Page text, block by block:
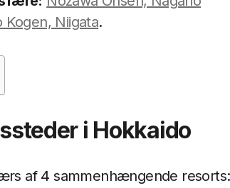
Kogen, Niigata.
i Hokkaido
af 4 sammenhængende